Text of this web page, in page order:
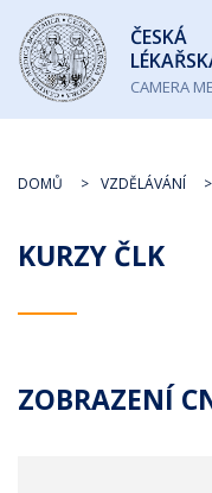
Česká
lékařská
komora
ČESKÁ
CAMERA
KURZY ČLK
DOMŮ VZDĚLÁVÁNÍ
ZOBRAZENÍ